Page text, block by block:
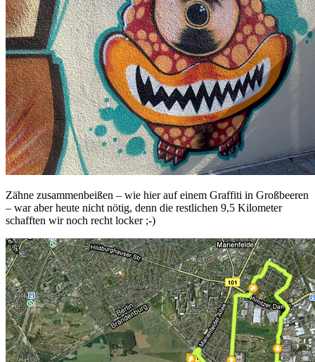
Zähne zusammenbeißen – wie hier auf einem Graffiti in Großbeeren
– war aber heute nicht nötig, denn die restlichen 9,5 Kilometer
schafften wir noch recht locker ;-)